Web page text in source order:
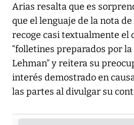
Arias resalta que es
que el lenguaje de la nota
recoge casi textualmente el
“folletines preparados por
Lehman” y reitera su
interés demostrado en
las partes al divulgar su